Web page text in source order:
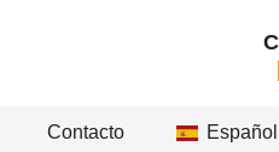
Contacto Español